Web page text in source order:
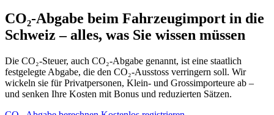
CO₂-Abgabe beim Fahrzeugimport in die
Schweiz – alles, was Sie wissen müssen
Die CO₂-Steuer, auch CO₂-Abgabe genannt, ist eine staatlich
festgelegte Abgabe, die den CO₂-Ausstoss verringern soll. Wir
wickeln sie für Privatpersonen, Klein- und Grossimporteure ab –
und senken Ihre Kosten mit Bonus und reduzierten Sätzen.